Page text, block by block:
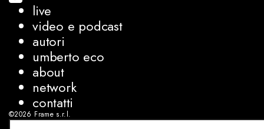
live
video e podcast
autori
umberto eco
about
network
contatti
©2026 Frame s.r.l.
P.IVA 08927250962